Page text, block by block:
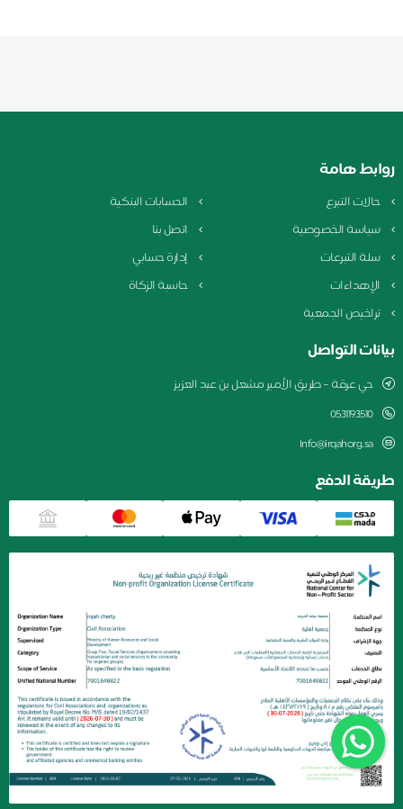
روابط هامة
حالات التبرع
الحسابات البنكية
سياسة الخصوصية
اتصل بنا
سلة التبرعات
إدارة حسابي
الإهداءات
حاسبة الزكاة
تراخيص الجمعية
بيانات التواصل
حي عرقة – طريق الأمير مشعل بن عبد العزيز
0531193510
Info@irqahorg.sa
طريقة الدفع